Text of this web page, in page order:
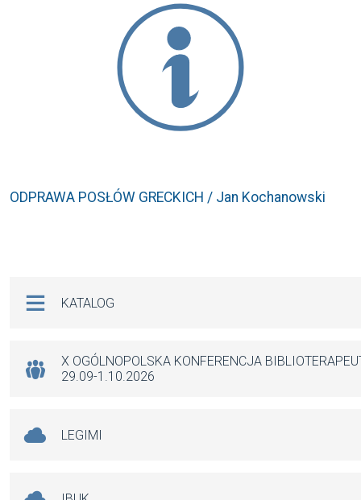
ODPRAWA POSŁÓW GRECKICH / Jan Kochanowski
KATALOG
X OGÓLNOPOLSKA KONFERENCJA
29.09-1.10.2026
LEGIMI